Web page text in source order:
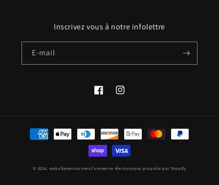
Inscrivez vous à notre infolettre
E-mail
FacebookInstagram
Moyens
© 2026, mabullemonunivers Commerce électronique propulsé par Shopify